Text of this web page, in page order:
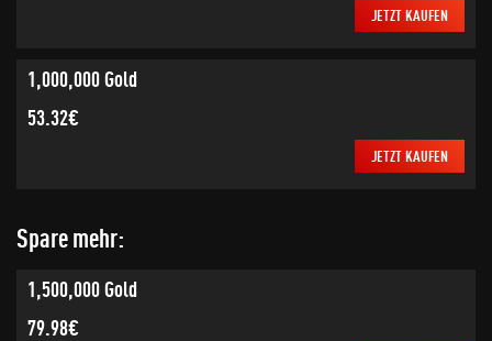
JETZT KAUFEN
1,000,000 Gold
53.32€
JETZT KAUFEN
Spare mehr:
1,500,000 Gold
79.98€